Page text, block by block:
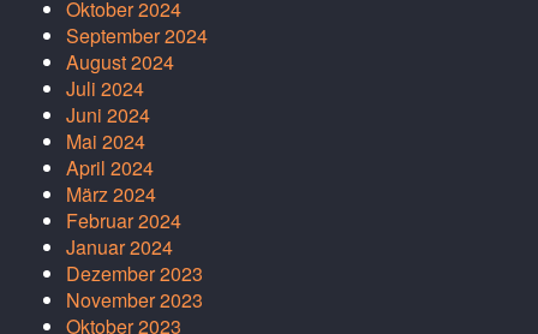
Oktober 2024
September 2024
August 2024
Juli 2024
Juni 2024
Mai 2024
April 2024
März 2024
Februar 2024
Januar 2024
Dezember 2023
November 2023
Oktober 2023